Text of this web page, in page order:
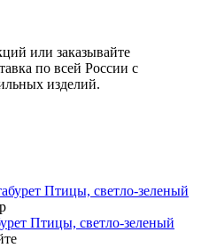
или заказывайте
по всей России с
изделий.
Птицы, светло-зеленый